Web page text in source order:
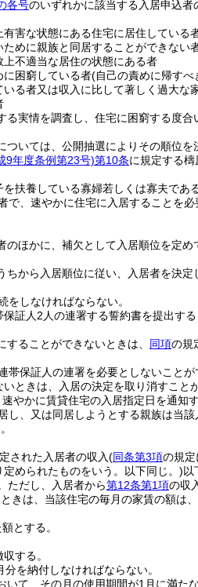
各号のいずれかに該当する入居申込
害な状態にある住宅に居住している
めに親族と同居することができない
不適当な居住の状態にある者
に困窮している者(自己の責めに帰すべ
る者又は収入に比して著しく過大な
実情を調査し、住宅に困窮する度合
いては、公開抽選によりその順位を
9年度条例第23号)第10条に規定する
扶養している寡婦若しくは寡夫であ
、速やかに住宅に入居することを必
ほかに、補欠として入居順位を定
ちから入居順位に従い、入居者を決定
しなければならない。
証人2人の連署する誓約書を提出する
することができないときは、 同項の規
帯保証人の連署を必要としないことが
ときは、入居の決定を取り消すこと
やかに賃貸住宅の入居指定日を通知す
、又は同居しようとする親族は当
された入居者の収入(同条第3項の規
定められたものをいう。以下同じ。)以
ただし、入居者から第12条第1項の収
は、当該住宅の毎月の家賃の額は
とする。
する。
分を納付しなければならない。
て、その月の使用期間が1月に満た